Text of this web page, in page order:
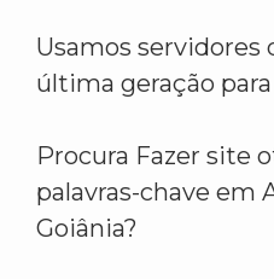
Usamos servidores
última geração
Procura Fazer site
palavras-chave em
Goiânia?